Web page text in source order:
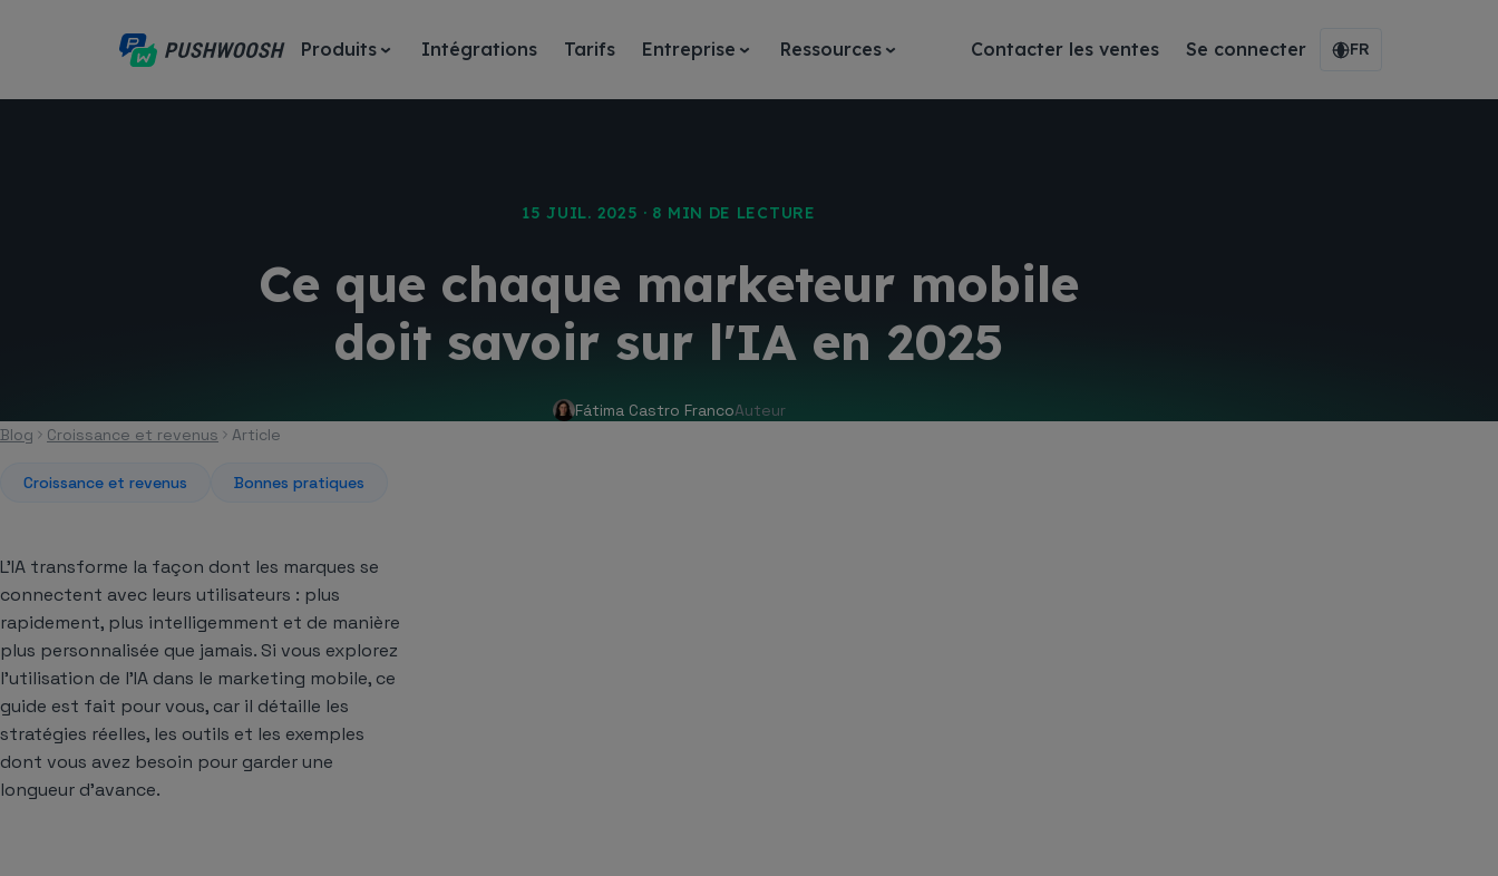
Produits Intégrations Tarifs Entreprise Ressources Contacter les ventes Se connecter FR
15 JUIL. 2025 · 8 MIN DE LECTURE
Ce que chaque marketeur mobile
doit savoir sur l'IA en 2025
Fátima Castro FrancoAuteur
Blog
Croissance et revenus Article
Croissance et revenus Bonnes pratiques
L’IA transforme la façon dont les marques se
connectent avec leurs utilisateurs : plus
rapidement, plus intelligemment et de manière
plus personnalisée que jamais. Si vous explorez
l’utilisation de l’IA dans le marketing mobile, ce
guide est fait pour vous, car il détaille les
stratégies réelles, les outils et les exemples
dont vous avez besoin pour garder une
longueur d’avance.